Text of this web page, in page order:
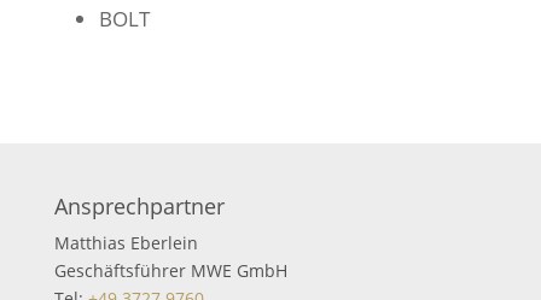
BOLT
Ansprechpartner
Matthias Eberlein
Geschäftsführer MWE GmbH